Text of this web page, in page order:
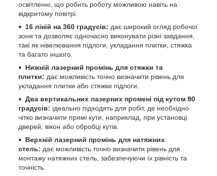
освітленні, що робить роботу можливою навіть на
відкритому повітрі.
16 ліній на 360 градусів: дає широкий огляд робочої
зони та дозволяє одночасно виконувати різні завдання,
такі як нівелювання підлоги, укладання плитки, стяжка
та багато іншого.
Нижній лазерний промінь для стяжки та
плитки: дає можливість точно визначити рівень для
укладання плитки або стяжки підлоги.
Два вертикальних лазерних промені під кутом 90
градусів: ідеально підходять для робіт, де необхідно
чітко визначити прямі кути, наприклад, при установці
дверей, вікон або обробці кутів.
Верхній лазерний промінь для натяжних
стель: дає можливість точно визначити рівень для
монтажу натяжних стель, забезпечуючи їх рівність та
точність.